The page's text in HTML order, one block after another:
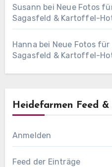
Susann bei Neue Fotos
Sagasfeld & Kartoffel-
Hanna bei Neue Fotos
Sagasfeld & Kartoffel-
Heidefarmen Feed &
Anmelden
Feed der Einträge